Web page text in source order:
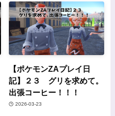
【ポケモンZAプレイ日
記】２３ グリを求めて。
出張コーヒー！！！
2026-03-23